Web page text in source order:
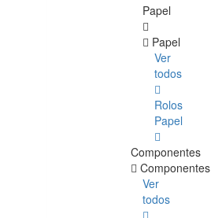
Papel
Papel
Ver
todos
Rolos
Papel
Componentes
Componentes
Ver
todos